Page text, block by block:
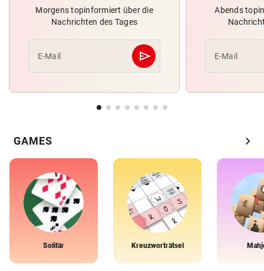
Morgens topinformiert über die
Nachrichten des Tages
E-Mail send
Abschicken
Abends
E-Mail
GAMES chevron_right
Solitär Kreuzworträtsel